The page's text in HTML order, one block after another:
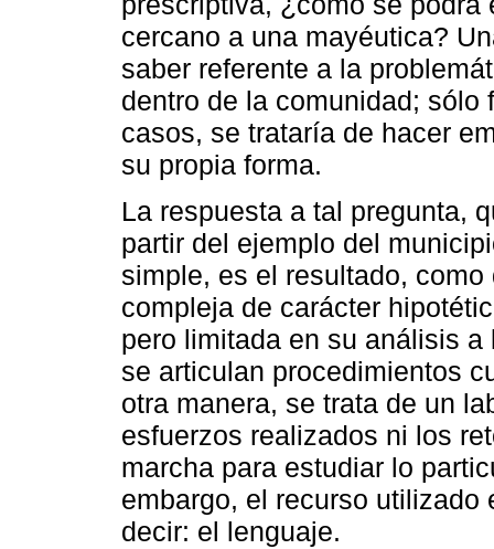
cercano a una mayéutica?
saber referente a la
dentro de la comunidad;
casos, se trataría de hacer
su propia forma.
La respuesta a tal pregunta,
partir del ejemplo del
simple, es el resultado,
compleja de carácter
pero limitada en su análisis
se articulan procedimientos
otra manera, se trata de un
esfuerzos realizados ni los
marcha para estudiar lo
embargo, el recurso
decir: el lenguaje.